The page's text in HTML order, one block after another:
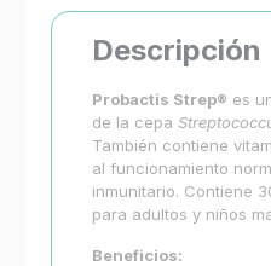
Descripción
Probactis Strep® es
de la cepa
También contiene
al funcionamiento
inmunitario. Contiene
para adultos y niños
Beneficios: